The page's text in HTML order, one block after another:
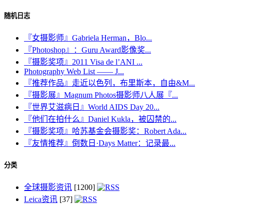
随机日志
『女摄影师』Gabriela Herman，Blo...
『Photoshop』：Guru Award影像奖...
『摄影奖项』2011 Visa de l’ANI ...
Photography Web List —— J...
『推荐作品』走近以色列，布里斯本，自由&M...
『摄影展』Magnum Photos摄影师八人展『...
『世界艾滋病日』World AIDS Day 20...
『他们在拍什么』Daniel Kukla，被囚禁的...
『摄影奖项』哈苏基金会摄影奖：Robert Ada...
『友情推荐』倒数日·Days Matter：记录最...
分类
全球摄影资讯 [1200]
Leica资讯 [37]